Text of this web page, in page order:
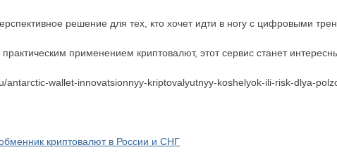
решение для тех, кто хочет идти в ногу с цифровыми
применением криптовалют, этот сервис станет
antarctic-wallet-innovatsionnyy-kriptovalyutnyy-koshelyok-ili-risk-dlya-
криптовалют в России и СНГ